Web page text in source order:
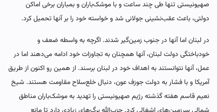
صهیونیستی تنها طی چند ساعت و با موشک‌باران و بمباران برخی اماکن
دولتی، باعث عقب‌نشینی جولانی شد و خواسته خود را بر آنها تحمیل کرد.
در لبنان اما آنها در جنوب زمین‌گیر شدند.‌ اگرچه به واسطه ضعف و
خودباختگی دولت لبنان، آنها همچنان به تجاوزات خود ادامه می‌دهند اما در
عمل، آنها نتوانستند به اهداف خود در لبنان برسند. از همین رو اکنون از طریق
آمریکا و با فشار به دولت جوزف عون، دنبال خلع‌سلاح مقاومت هستند. شیخ
نعیم قاسم هفته گذشته رژیم صهیونیستی را تهدید به موشک‌باران مناطق